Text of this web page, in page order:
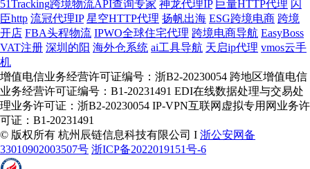
51Tracking跨境物流API查询专家 神龙代理IP 巨量HTTP代理 闪
臣http 流冠代理IP 星空HTTP代理 扬帆出海 ESG跨境电商 跨境
开店 FBA头程物流 IPWO全球住宅代理 跨境电商导航 EasyBoss
VAT注册 深圳的阳 海外仓系统 ai工具导航 天启ip代理 vmos云手
机
增值电信业务经营许可证编号：浙B2-20230054 跨地区增值电信
业务经营许可证编号：B1-20231491 EDI在线数据处理与交易处
理业务许可证：浙B2-20230054 IP-VPN互联网虚拟专用网业务许
可证：B1-20231491
© 版权所有 杭州辰链信息科技有限公司 I 浙公安网备
33010902003507号 浙ICP备2022019151号-6